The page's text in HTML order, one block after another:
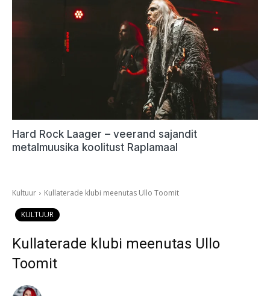
Hard Rock Laager – veerand sajandit
metalmuusika koolitust Raplamaal